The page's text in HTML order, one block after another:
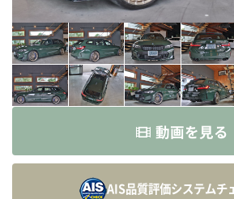
動画を見る
AIS品質評価システムチ